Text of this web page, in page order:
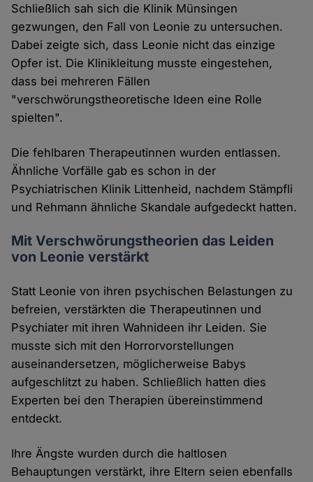
Schließlich sah sich die Klinik Münsingen
gezwungen, den Fall von Leonie zu untersuchen.
Dabei zeigte sich, dass Leonie nicht das einzige
Opfer ist. Die Klinikleitung musste eingestehen,
dass bei mehreren Fällen
"verschwörungstheoretische Ideen eine Rolle
spielten".
Die fehlbaren Therapeutinnen wurden entlassen.
Ähnliche Vorfälle gab es schon in der
Psychiatrischen Klinik Littenheid, nachdem Stämpfli
und Rehmann ähnliche Skandale aufgedeckt hatten.
Mit Verschwörungstheorien das Leiden
von Leonie verstärkt
Statt Leonie von ihren psychischen Belastungen zu
befreien, verstärkten die Therapeutinnen und
Psychiater mit ihren Wahnideen ihr Leiden. Sie
musste sich mit den Horrorvorstellungen
auseinandersetzen, möglicherweise Babys
aufgeschlitzt zu haben. Schließlich hatten dies
Experten bei den Therapien übereinstimmend
entdeckt.
Ihre Ängste wurden durch die haltlosen
Behauptungen verstärkt, ihre Eltern seien ebenfalls